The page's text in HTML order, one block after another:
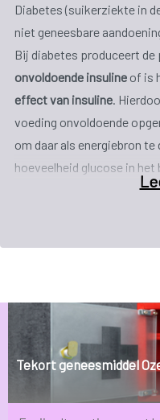
Diabetes (suikerziekte in
niet geneesbare
Bij diabetes produceert
onvoldoende insulineof is
effect van insuline.
voeding onvoldoende
om daar als energiebron
hoeveelheid glucose in het
ontstaan er verschillende
aantal nieuwe patiënten
diabetes lijden.
zo’n 300.000 mensen
daar helemaal niet van
dus niet behandelen wat
gezondheidsproblemen
Tekort geneesmiddel